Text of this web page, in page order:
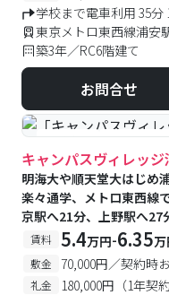
学校まで電車利用 35分
東京メトロ東西線浦安
築3年／RC6階建て
お問合せ
#食事付き #女性専用フ
キャンパスヴィレッジ
明海大や順天堂大はじめ
楽々通学、メトロ東西線
京駅へ21分、上野駅へ27
賃料 5.4万円-6.35万
敷金 70,000円／契約時
礼金
180,000円（1年契